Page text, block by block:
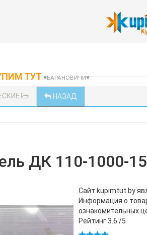
ТУТ ♥БАРАНОВИЧИ♥
НАЗАД
ДК 110-1000-
Сайт kupimtut.by
Информация о
ознакомительных
Рейтинг3.6 /5